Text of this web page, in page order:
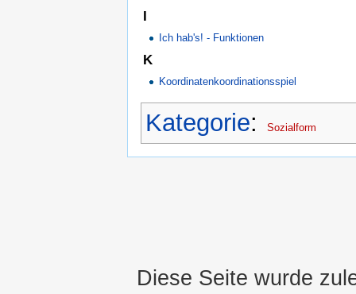
I
Ich hab's! - Funktionen
K
Koordinatenkoordinationsspiel
Kategorie: Sozialform
Diese Seite wurde